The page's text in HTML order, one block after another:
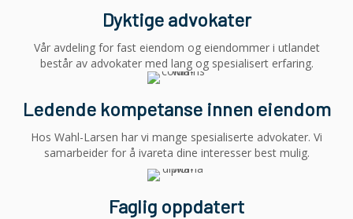
Dyktige advokater
Vår avdeling for fast eiendom og eiendommer i utlandet
består av advokater med lang og spesialisert erfaring.
Ledende kompetanse innen eiendom
Hos Wahl-Larsen har vi mange spesialiserte advokater. Vi
samarbeider for å ivareta dine interesser best mulig.
Faglig oppdatert